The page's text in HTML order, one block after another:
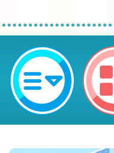
轉知~新北市
生說明會及相
學